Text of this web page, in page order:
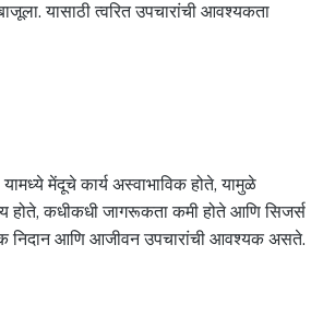
यासाठी त्वरित उपचारांची आवश्यकता
मेंदूचे कार्य अस्वाभाविक होते, यामुळे
होते, कधीकधी जागरूकता कमी होते आणि सिजर्स
निदान आणि आजीवन उपचारांची आवश्यक असते.